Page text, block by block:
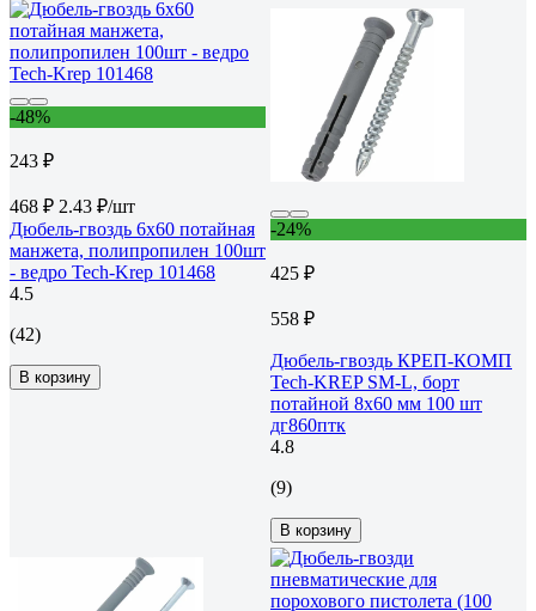
-48%
243 ₽
468 ₽ 2.43 ₽/шт
Дюбель-гвоздь 6х60 потайная
манжета, полипропилен 100шт
- ведро Tech-Krep 101468
4.5
(42)
В корзину
-24%
425 ₽
558 ₽
Дюбель-гвоздь КРЕП-КОМП
Tech-KREP SM-L, борт
потайной 8х60 мм 100 шт
дг860птк
4.8
(9)
В корзину